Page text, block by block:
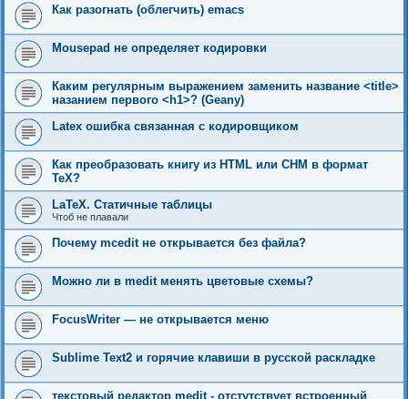
Как разогнать (облегчить) emacs
Mousepad не определяет кодировки
Каким регулярным выражением заменить название <title>
назанием первого <h1>? (Geany)
Latex ошибка связанная с кодировщиком
Как преобразовать книгу из HTML или CHM в формат
TeX?
LaTeX. Статичные таблицы
Чтоб не плавали
Почему mcedit не открывается без файла?
Можно ли в medit менять цветовые схемы?
FocusWriter — не открывается меню
Sublime Text2 и горячие клавиши в русской раскладке
текстовый редактор medit - отстутствует встроенный